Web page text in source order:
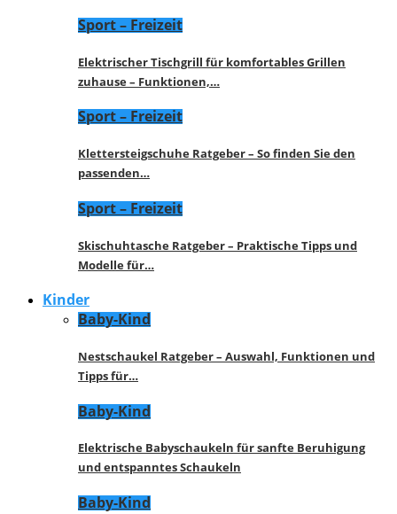
Sport – Freizeit
Elektrischer Tischgrill für komfortables Grillen
zuhause – Funktionen,…
Sport – Freizeit
Klettersteigschuhe Ratgeber – So finden Sie den
passenden…
Sport – Freizeit
Skischuhtasche Ratgeber – Praktische Tipps und
Modelle für…
Kinder
Baby-Kind
Nestschaukel Ratgeber – Auswahl, Funktionen und
Tipps für…
Baby-Kind
Elektrische Babyschaukeln für sanfte Beruhigung
und entspanntes Schaukeln
Baby-Kind